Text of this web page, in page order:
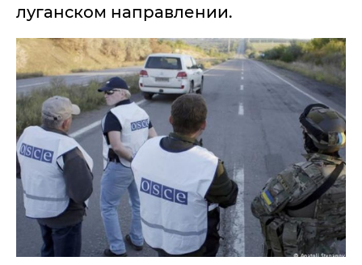
луганском направлении.